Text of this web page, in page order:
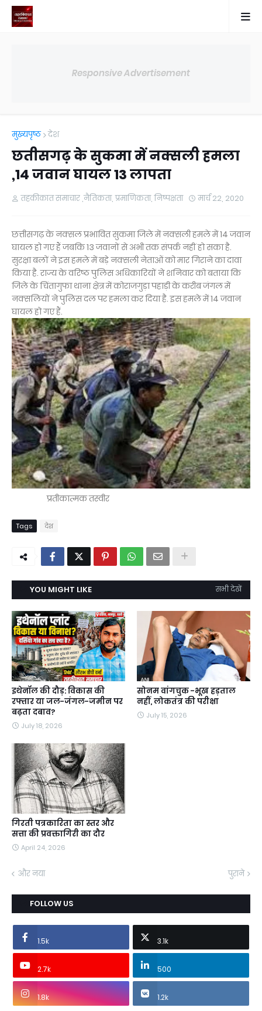
Responsive Advertisement
मुख्यपृष्ठ देश
छतीसगढ़ के सुकमा में नक्सली हमला
,14 जवान घायल 13 लापता
तहकीकात समाचार ,नैतिकता, प्रमाणिकता, निष्पक्षता मार्च 22, 2020
छत्तीसगढ़ के नक्सल प्रभावित सुकमा जिले में नक्सली हमले में 14 जवान
घायल हो गए हैं जबकि 13 जवानों से अभी तक संपर्क नहीं हो सका है.
सुरक्षा बलों ने इस हमले में बड़े नक्सली नेताओं को मार गिराने का दावा
किया है. राज्य के वरिष्ठ पुलिस अधिकारियों ने शनिवार को बताया कि
जिले के चिंतागुफा थाना क्षेत्र में कोराजगुड़ा पहाड़ी के करीब जंगल में
नक्सलियों ने पुलिस दल पर हमला कर दिया है. इस हमले में 14 जवान
घायल हो गए हैं.
प्रतीकात्मक तस्वीर
Tags देश
YOU MIGHT LIKE सभी देखें
इथेनॉल की दौड़: विकास की
रफ्तार या जल-जंगल-जमीन पर
बढ़ता दबाव?
July 18, 2026
सोनम वांगचुक -भूख हड़ताल
नहीं, लोकतंत्र की परीक्षा
July 15, 2026
गिरती पत्रकारिता का स्तर और
सत्ता की प्रवक्तागिरी का दौर
April 24, 2026
और नया पुराने
FOLLOW US
1.5k 3.1k
2.7k 500
1.8k 1.2k